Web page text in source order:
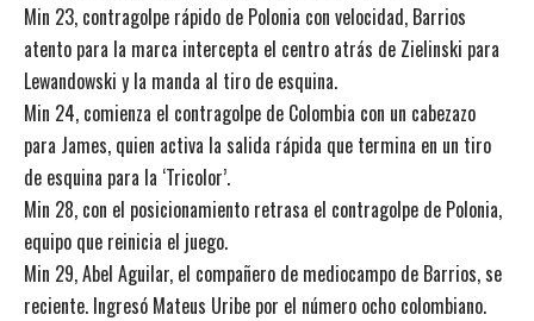
Min 23, contragolpe rápido de Polonia con velocidad, Barrios
atento para la marca intercepta el centro atrás de Zielinski para
Lewandowski y la manda al tiro de esquina.
Min 24, comienza el contragolpe de Colombia con un cabezazo
para James, quien activa la salida rápida que termina en un tiro
de esquina para la ‘Tricolor’.
Min 28, con el posicionamiento retrasa el contragolpe de Polonia,
equipo que reinicia el juego.
Min 29, Abel Aguilar, el compañero de mediocampo de Barrios, se
reciente. Ingresó Mateus Uribe por el número ocho colombiano.